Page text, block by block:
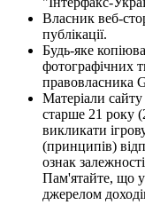
Власник веб-
публікації.
Будь-яке
фотографічних
правовласника
Матеріали
старше 21 року
викликати
(принципів)
ознак
Пам'ятайте, що
джерелом